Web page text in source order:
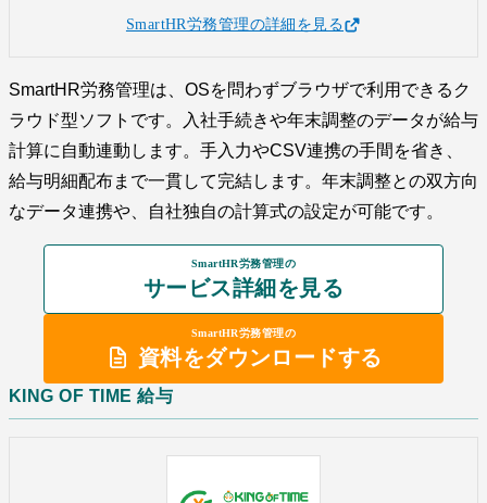
SmartHR労務管理の詳細を見る
SmartHR労務管理は、OSを問わずブラウザで利用できるク
ラウド型ソフトです。入社手続きや年末調整のデータが給与
計算に自動連動します。手入力やCSV連携の手間を省き、
給与明細配布まで一貫して完結します。年末調整との双方向
なデータ連携や、自社独自の計算式の設定が可能です。
SmartHR労務管理の
サービス詳細を見る
SmartHR労務管理の
資料をダウンロードする
KING OF TIME 給与